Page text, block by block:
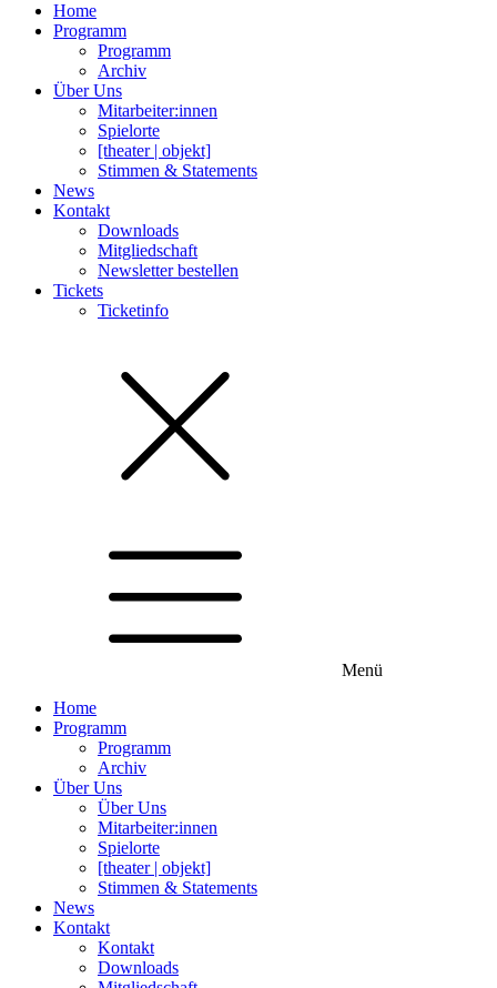
Home
Programm
Programm
Archiv
Über Uns
Mitarbeiter:innen
Spielorte
[theater | objekt]
Stimmen & Statements
News
Kontakt
Downloads
Mitgliedschaft
Newsletter bestellen
Tickets
Ticketinfo
Menü
Home
Programm
Programm
Archiv
Über Uns
Über Uns
Mitarbeiter:innen
Spielorte
[theater | objekt]
Stimmen & Statements
News
Kontakt
Kontakt
Downloads